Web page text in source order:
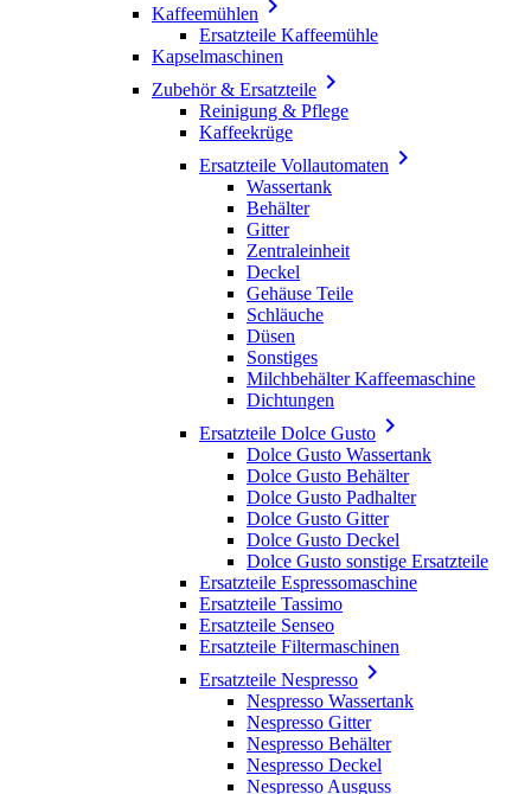
Kaffeemühlen 
Ersatzteile Kaffeemühle
Kapselmaschinen
Zubehör & Ersatzteile 
Reinigung & Pflege
Kaffeekrüge
Ersatzteile Vollautomaten 
Wassertank
Behälter
Gitter
Zentraleinheit
Deckel
Gehäuse Teile
Schläuche
Düsen
Sonstiges
Milchbehälter Kaffeemaschine
Dichtungen
Ersatzteile Dolce Gusto 
Dolce Gusto Wassertank
Dolce Gusto Behälter
Dolce Gusto Padhalter
Dolce Gusto Gitter
Dolce Gusto Deckel
Dolce Gusto sonstige Ersatzteile
Ersatzteile Espressomaschine
Ersatzteile Tassimo
Ersatzteile Senseo
Ersatzteile Filtermaschinen
Ersatzteile Nespresso 
Nespresso Wassertank
Nespresso Gitter
Nespresso Behälter
Nespresso Deckel
Nespresso Ausguss